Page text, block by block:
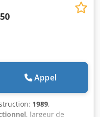
Appel
1989,
, largeur de